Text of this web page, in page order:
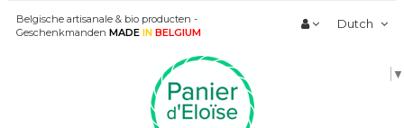
Belgische artisanale & bio producten -
Geschenkmanden MADE IN BELGIUM
Dutch
▼